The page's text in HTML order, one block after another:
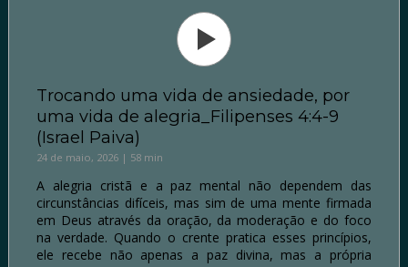
Trocando uma vida de ansiedade, por
uma vida de alegria_Filipenses 4:4-9
(Israel Paiva)
24 de maio, 2026 | 58 min
A alegria cristã e a paz mental não dependem das
circunstâncias difíceis, mas sim de uma mente firmada
em Deus através da oração, da moderação e do foco
na verdade. Quando o crente pratica esses princípios,
ele recebe não apenas a paz divina, mas a própria